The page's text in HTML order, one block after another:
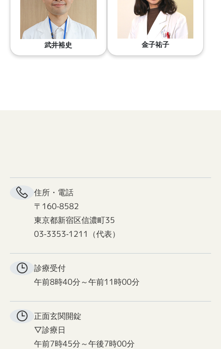
武井裕史 金子祐子
住所・電話
〒160-8582
東京都新宿区信濃町35
03-3353-1211（代表）
診療受付
午前8時40分～午前11時00分
正面玄関開錠
▽診療日
午前7時45分～午後7時00分